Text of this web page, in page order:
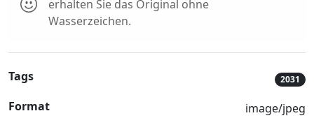
erhalten Sie das Original ohne
Wasserzeichen.
Tags 2031
Format
image/jpeg